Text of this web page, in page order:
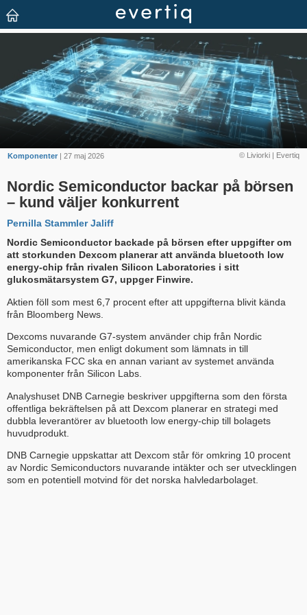
© Liviorki | Evertiq
Komponenter | 27 maj 2026
Nordic Semiconductor backar på börsen
– kund väljer konkurrent
Pernilla Stammler Jaliff
Nordic Semiconductor backade på börsen efter uppgifter om
att stor­kunden Dexcom planerar att använda bluetooth low
energy-chip från rivalen Silicon Laboratories i sitt
glukosmätarsystem G7, uppger Finwire.
Aktien föll som mest 6,7 procent efter att uppgifterna blivit kända
från Bloomberg News.
Dexcoms nuvarande G7-system använder chip från Nordic
Semiconductor, men enligt dokument som lämnats in till
amerikanska FCC ska en annan variant av systemet använda
komponenter från Silicon Labs.
Analyshuset DNB Carnegie beskriver uppgifterna som den första
offentliga bekräftelsen på att Dexcom planerar en strategi med
dubbla leverantörer av bluetooth low energy-chip till bolagets
huvudprodukt.
DNB Carnegie uppskattar att Dexcom står för omkring 10 procent
av Nordic Semiconductors nuvarande intäkter och ser utvecklingen
som en potentiell motvind för det norska halvledarbolaget.